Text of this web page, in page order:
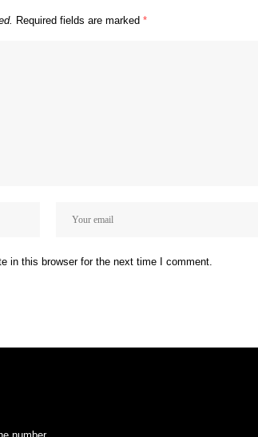
Required fields are marked *
in this browser for the next time I comment.